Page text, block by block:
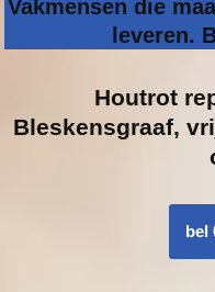
Vakmensen die
leveren.
Houtrot
Bleskensgraaf,
bel